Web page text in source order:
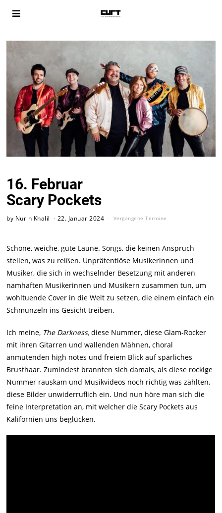
16. Februar
Scary Pockets
by Nurin Khalil 22. Januar 2024 Vergangene Termine
Schöne, weiche, gute Laune. Songs, die keinen Anspruch
stellen, was zu reißen. Unprätentiöse Musikerinnen und
Musiker, die sich in wechselnder Besetzung mit anderen
namhaften Musikerinnen und Musikern zusammen tun, um
wohltuende Cover in die Welt zu setzen, die einem einfach ein
Schmunzeln ins Gesicht treiben.
Ich meine, The Darkness, diese Nummer, diese Glam-Rocker
mit ihren Gitarren und wallenden Mähnen, choral
anmutenden high notes und freiem Blick auf spärliches
Brusthaar. Zumindest brannten sich damals, als diese rockige
Nummer rauskam und Musikvideos noch richtig was zählten,
diese Bilder unwiderruflich ein. Und nun höre man sich die
feine Interpretation an, mit welcher die Scary Pockets aus
Kalifornien uns beglücken.